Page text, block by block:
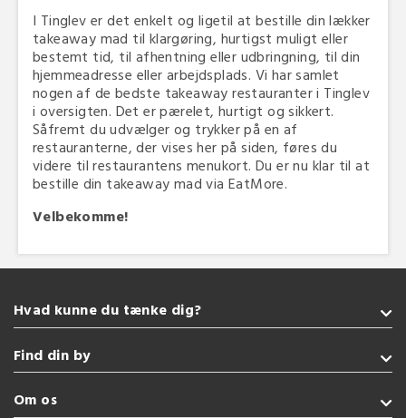
I Tinglev er det enkelt og ligetil at bestille din lækker
takeaway mad til klargøring, hurtigst muligt eller
bestemt tid, til afhentning eller udbringning, til din
hjemmeadresse eller arbejdsplads. Vi har samlet
nogen af de bedste takeaway restauranter i Tinglev
i oversigten. Det er pærelet, hurtigt og sikkert.
Såfremt du udvælger og trykker på en af
restauranterne, der vises her på siden, føres du
videre til restaurantens menukort. Du er nu klar til at
bestille din takeaway mad via EatMore.
Velbekomme!
Hvad kunne du tænke dig?
Takeaway
Vegetarisk
Burger
Find din by
Sønderborg
Kolding
Om os